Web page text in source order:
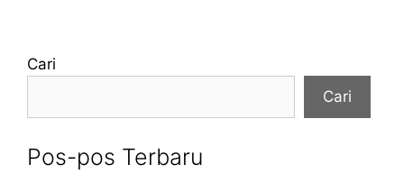
Cari
Cari
Pos-pos Terbaru